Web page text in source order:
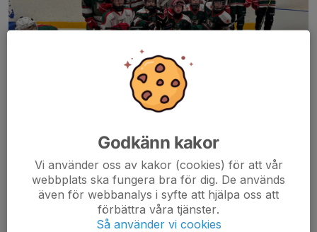
Efter en fantastisk helg med ett riktigt gott gäng landar vi
hemma söndag kväll. 11 matcher spelade med riktigt bra fart
och intensitet, blandade resultat av våra båda lag. Vinster,
förluster, oavgjorda. Oftast riktigt...
Godkänn kakor
Vi använder oss av kakor (cookies) för att vår
webbplats ska fungera bra för dig. De används
även för webbanalys i syfte att hjälpa oss att
förbättra våra tjänster.
Så använder vi cookies